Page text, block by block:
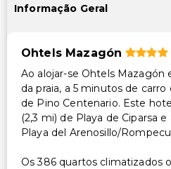
Serviço de lavanderia
Informação Geral
Ohtels Mazagón
Ao alojar-se Ohtels Mazagón
da praia, a 5 minutos de
de Pino Centenario. Este
(2,3 mi) de Playa de Ciparsa e
Playa del Arenosillo/
Os 386 quartos climatizados